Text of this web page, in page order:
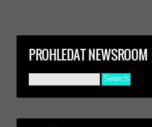
PROHLEDAT NEWSROOM